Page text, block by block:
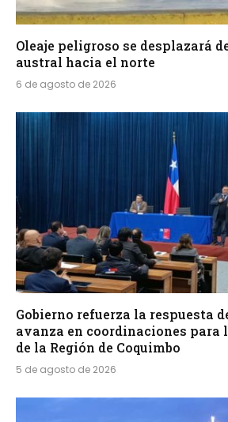
Oleaje peligroso se desplazará
austral hacia el norte
6 de agosto de 2026
Gobierno refuerza la respuesta
avanza en coordinaciones para
de la Región de Coquimbo
5 de agosto de 2026